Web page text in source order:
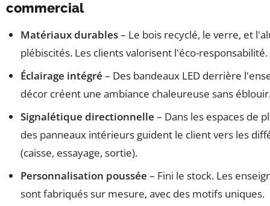
commercial
Matériaux durables– Le bois recyclé, le verre, et
plébiscités. Les clients valorisent l'éco-responsabilité.
Éclairage intégré – Des bandeaux LED derrière
décor créent une ambiance chaleureuse sans
Signalétique directionnelle – Dans les espaces de
des panneaux intérieurs guident le client vers les
(caisse, essayage, sortie).
Personnalisation poussée – Fini le stock. Les
sont fabriqués sur mesure, avec des motifs uniques.